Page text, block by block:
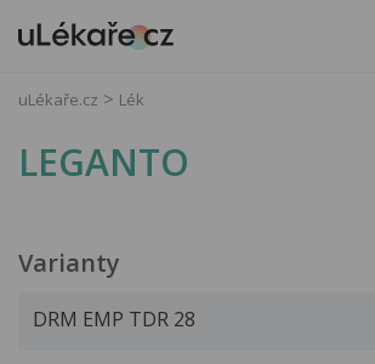
uLékaře.cz Lék
LEGANTO
Varianty